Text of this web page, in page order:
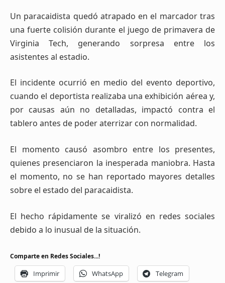
Un paracaidista quedó atrapado en el marcador tras
una fuerte colisión durante el juego de primavera de
Virginia Tech, generando sorpresa entre los
asistentes al estadio.
El incidente ocurrió en medio del evento deportivo,
cuando el deportista realizaba una exhibición aérea y,
por causas aún no detalladas, impactó contra el
tablero antes de poder aterrizar con normalidad.
El momento causó asombro entre los presentes,
quienes presenciaron la inesperada maniobra. Hasta
el momento, no se han reportado mayores detalles
sobre el estado del paracaidista.
El hecho rápidamente se viralizó en redes sociales
debido a lo inusual de la situación.
Comparte en Redes Sociales...!
Imprimir WhatsApp Telegram